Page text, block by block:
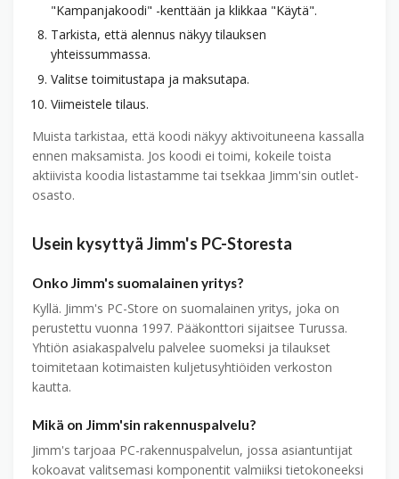
"Kampanjakoodi" -kenttään ja klikkaa "Käytä".
Tarkista, että alennus näkyy tilauksen
yhteissummassa.
Valitse toimitustapa ja maksutapa.
Viimeistele tilaus.
Muista tarkistaa, että koodi näkyy aktivoituneena kassalla
ennen maksamista. Jos koodi ei toimi, kokeile toista
aktiivista koodia listastamme tai tsekkaa Jimm'sin outlet-
osasto.
Usein kysyttyä Jimm's PC-Storesta
Onko Jimm's suomalainen yritys?
Kyllä. Jimm's PC-Store on suomalainen yritys, joka on
perustettu vuonna 1997. Pääkonttori sijaitsee Turussa.
Yhtiön asiakaspalvelu palvelee suomeksi ja tilaukset
toimitetaan kotimaisten kuljetusyhtiöiden verkoston
kautta.
Mikä on Jimm'sin rakennuspalvelu?
Jimm's tarjoaa PC-rakennuspalvelun, jossa asiantuntijat
kokoavat valitsemasi komponentit valmiiksi tietokoneeksi